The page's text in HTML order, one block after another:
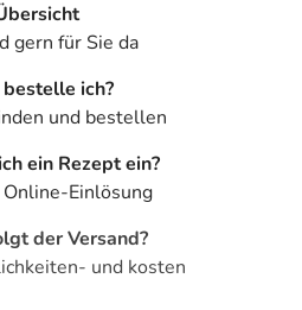
oder
Behandlung, wenden Sie sich
gern für Sie da
ich?
und bestellen
ein Rezept ein?
Einlösung
der Versand?
und kosten